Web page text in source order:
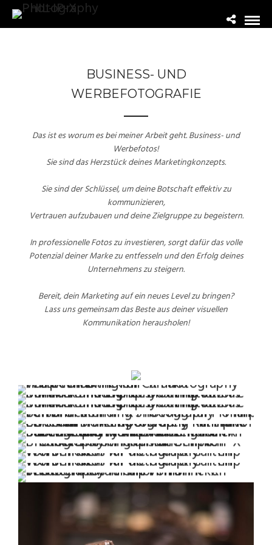
BUSINESS- UND
WERBEFOTOGRAFIE
Das ist es worum es bei meiner Arbeit geht. Business- und
Werbefotos!
Sie sind das Herzstück deines Marketingkonzepts.
Sie sind der Schlüssel, um deine Botschaft effektiv zu
kommunizieren,
Vertrauen aufzubauen und deine Zielgruppe zu begeistern.
In professionelle Fotos zu investieren, sorgt dafür das volle
Potenzial deiner Marke zu entfesseln und den Erfolg deines
Unternehmens zu steigern.
Bereit, dein Marketing auf ein neues Level zu bringen?
Lass uns gemeinsam das Beste aus deiner visuellen
Kommunikation herausholen!